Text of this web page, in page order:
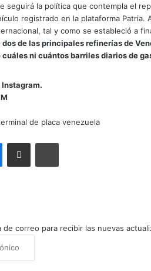
seguirá la política que contempla el
registrado en la plataforma
tal y como se estableció a
de las principales refinerías de
ni cuántos barriles diarios de
de placa venezuela
MessengerCompartir por correo electrónicoImprimir
de correo para recibir las nuevas